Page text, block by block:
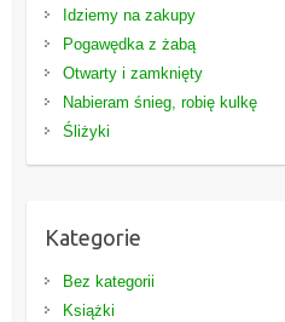
Idziemy na zakupy
Pogawędka z żabą
Otwarty i zamknięty
Nabieram śnieg, robię kulkę
Śliżyki
Kategorie
Bez kategorii
Książki